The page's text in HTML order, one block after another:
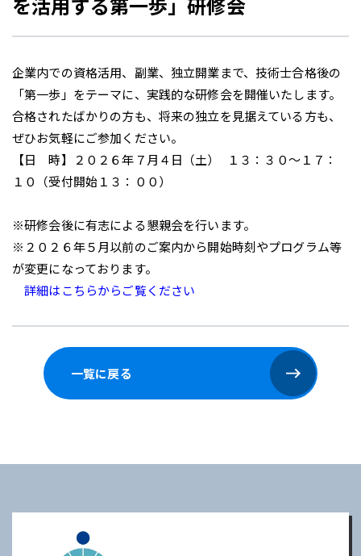
企業内での資格活用、副業、独立開業まで、技術士合格後の
「第一歩」をテーマに、実践的な研修会を開催いたします。
合格されたばかりの方も、将来の独立を見据えている方も、
ぜひお気軽にご参加ください。
【日 時】２０２６年７月４日（土） １３：３０～１７：
１０（受付開始１３：００）
※研修会後に有志による懇親会を行います。
※２０２６年５月以前のご案内から開始時刻やプログラム等
が変更になっております。
詳細はこちらからご覧ください
一覧に戻る